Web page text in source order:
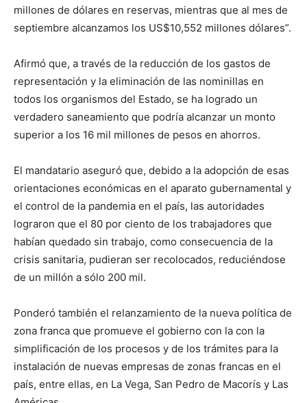
millones de dólares en reservas, mientras que al mes de
septiembre alcanzamos los US$10,552 millones dólares”.
Afirmó que, a través de la reducción de los gastos de
representación y la eliminación de las nominillas en
todos los organismos del Estado, se ha logrado un
verdadero saneamiento que podría alcanzar un monto
superior a los 16 mil millones de pesos en ahorros.
El mandatario aseguró que, debido a la adopción de esas
orientaciones económicas en el aparato gubernamental y
el control de la pandemia en el país, las autoridades
lograron que el 80 por ciento de los trabajadores que
habían quedado sin trabajo, como consecuencia de la
crisis sanitaria, pudieran ser recolocados, reduciéndose
de un millón a sólo 200 mil.
Ponderó también el relanzamiento de la nueva política de
zona franca que promueve el gobierno con la con la
simplificación de los procesos y de los trámites para la
instalación de nuevas empresas de zonas francas en el
país, entre ellas, en La Vega, San Pedro de Macorís y Las